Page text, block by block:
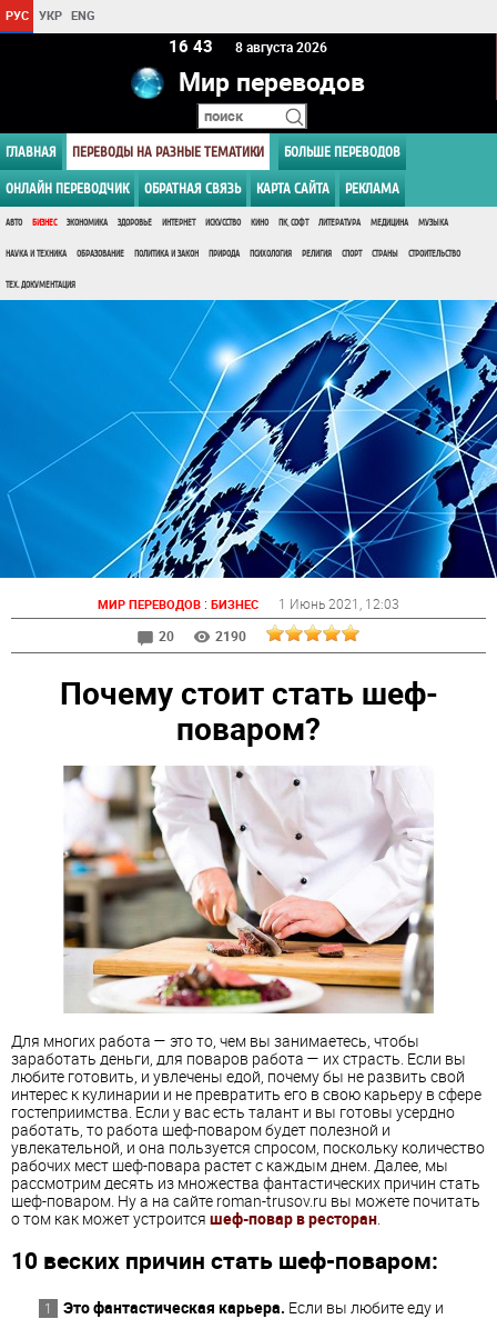
РУС УКР ENG
16 43 8 августа 2026
Мир переводов
ГЛАВНАЯ ПЕРЕВОДЫ НА РАЗНЫЕ ТЕМАТИКИ БОЛЬШЕ ПЕРЕВОДОВ
ОНЛАЙН ПЕРЕВОДЧИК ОБРАТНАЯ СВЯЗЬ КАРТА САЙТА РЕКЛАМА
АВТО БИЗНЕС ЭКОНОМИКА ЗДОРОВЬЕ ИНТЕРНЕТ ИСКУССТВО КИНО ПК, СОФТ ЛИТЕРАТУРА МЕДИЦИНА МУЗЫКА
НАУКА И ТЕХНИКА ОБРАЗОВАНИЕ ПОЛИТИКА И ЗАКОН ПРИРОДА ПСИХОЛОГИЯ РЕЛИГИЯ СПОРТ СТРАНЫ СТРОИТЕЛЬСТВО
ТЕХ. ДОКУМЕНТАЦИЯ
МИР ПЕРЕВОДОВ : БИЗНЕС 1 Июнь 2021 , 12:03
20
2190
Почему стоит стать шеф-
поваром?
Для многих работа — это то, чем вы занимаетесь, чтобы
заработать деньги, для поваров работа — их страсть. Если вы
любите готовить, и увлечены едой, почему бы не развить свой
интерес к кулинарии и не превратить его в свою карьеру в сфере
гостеприимства. Если у вас есть талант и вы готовы усердно
работать, то работа шеф-поваром будет полезной и
увлекательной, и она пользуется спросом, поскольку количество
рабочих мест шеф-повара растет с каждым днем. Далее, мы
рассмотрим десять из множества фантастических причин стать
шеф-поваром. Ну а на сайте roman-trusov.ru вы можете почитать
о том как может устроится шеф-повар в ресторан.
10 веских причин стать шеф-поваром:
Это фантастическая карьера. Если вы любите еду и